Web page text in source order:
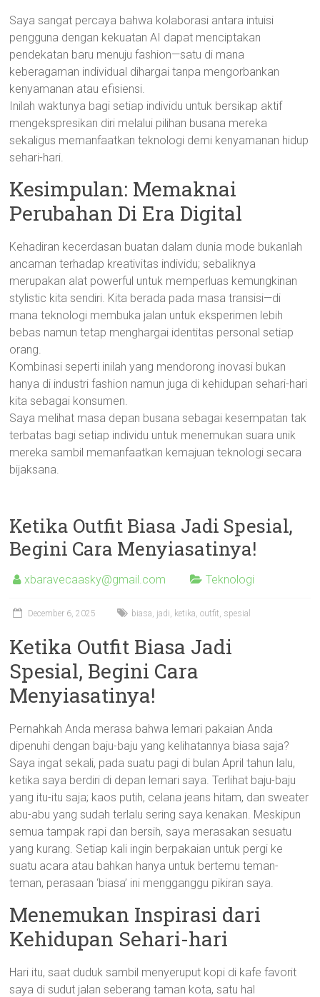
Saya sangat percaya bahwa kolaborasi antara intuisi
pengguna dengan kekuatan AI dapat menciptakan
pendekatan baru menuju fashion—satu di mana
keberagaman individual dihargai tanpa mengorbankan
kenyamanan atau efisiensi.
Inilah waktunya bagi setiap individu untuk bersikap aktif
mengekspresikan diri melalui pilihan busana mereka
sekaligus memanfaatkan teknologi demi kenyamanan hidup
sehari-hari.
Kesimpulan: Memaknai
Perubahan Di Era Digital
Kehadiran kecerdasan buatan dalam dunia mode bukanlah
ancaman terhadap kreativitas individu; sebaliknya
merupakan alat powerful untuk memperluas kemungkinan
stylistic kita sendiri. Kita berada pada masa transisi—di
mana teknologi membuka jalan untuk eksperimen lebih
bebas namun tetap menghargai identitas personal setiap
orang.
Kombinasi seperti inilah yang mendorong inovasi bukan
hanya di industri fashion namun juga di kehidupan sehari-hari
kita sebagai konsumen.
Saya melihat masa depan busana sebagai kesempatan tak
terbatas bagi setiap individu untuk menemukan suara unik
mereka sambil memanfaatkan kemajuan teknologi secara
bijaksana.
Ketika Outfit Biasa Jadi Spesial,
Begini Cara Menyiasatinya!
xbaravecaasky@gmail.com Teknologi
December 6, 2025 biasa, jadi, ketika,outfit, spesial
Ketika Outfit Biasa Jadi
Spesial, Begini Cara
Menyiasatinya!
Pernahkah Anda merasa bahwa lemari pakaian Anda
dipenuhi dengan baju-baju yang kelihatannya biasa saja?
Saya ingat sekali, pada suatu pagi di bulan April tahun lalu,
ketika saya berdiri di depan lemari saya. Terlihat baju-baju
yang itu-itu saja; kaos putih, celana jeans hitam, dan sweater
abu-abu yang sudah terlalu sering saya kenakan. Meskipun
semua tampak rapi dan bersih, saya merasakan sesuatu
yang kurang. Setiap kali ingin berpakaian untuk pergi ke
suatu acara atau bahkan hanya untuk bertemu teman-
teman, perasaan ‘biasa’ ini mengganggu pikiran saya.
Menemukan Inspirasi dari
Kehidupan Sehari-hari
Hari itu, saat duduk sambil menyeruput kopi di kafe favorit
saya di sudut jalan seberang taman kota, satu hal